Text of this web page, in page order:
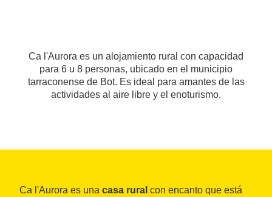
Ca l'Aurora es un alojamiento rural con capacidad
para 6 u 8 personas, ubicado en el municipio
tarraconense de Bot. Es ideal para amantes de las
actividades al aire libre y el enoturismo.
Ca l'Aurora es una casa rural con encanto que está